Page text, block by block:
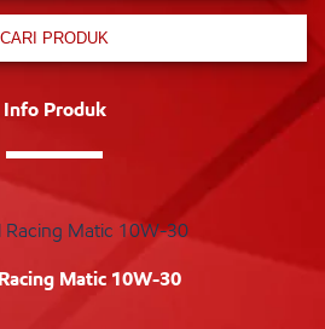
CARI PRODUK
Info Produk
Matic 10W-30